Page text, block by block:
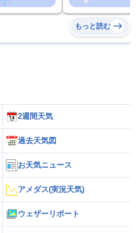
もっと読む
2週間天気
過去天気図
お天気ニュース
アメダス(実況天気)
ウェザーリポート